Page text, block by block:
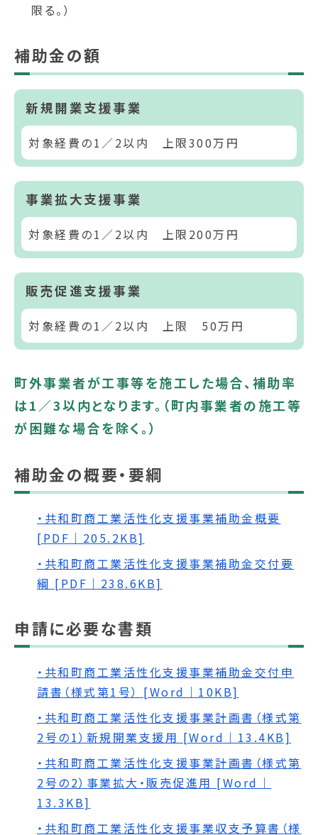
限る。）
補助金の額
新規開業支援事業
対象経費の1／2以内 上限300万円
事業拡大支援事業
対象経費の1／2以内 上限200万円
販売促進支援事業
対象経費の1／2以内 上限 50万円
町外事業者が工事等を施工した場合、補助率
は1／3以内となります。（町内事業者の施工等
が困難な場合を除く。）
補助金の概要・要綱
・共和町商工業活性化支援事業補助金概要
[PDF｜205.2KB]
・共和町商工業活性化支援事業補助金交付要
綱 [PDF｜238.6KB]
申請に必要な書類
・共和町商工業活性化支援事業補助金交付申
請書（様式第1号） [Word｜10KB]
・共和町商工業活性化支援事業計画書（様式第
2号の1）新規開業支援用 [Word｜13.4KB]
・共和町商工業活性化支援事業計画書（様式第
2号の2）事業拡大・販売促進用 [Word｜
13.3KB]
・共和町商工業活性化支援事業収支予算書（様